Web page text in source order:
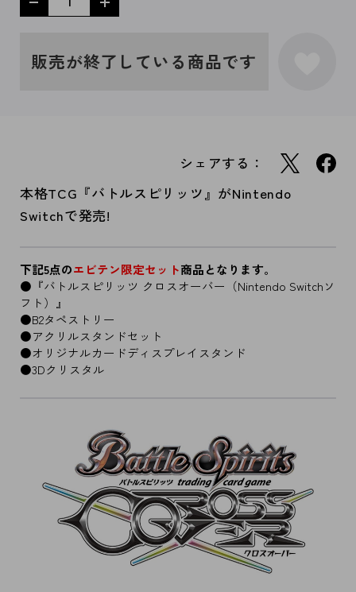
販売が終了している商品です
シェアする：
本格TCG『バトルスピリッツ』がNintendo
Switchで発売!
下記5点のエビテン限定セット商品となります。
●『バトルスピリッツ クロスオーバー（Nintendo Switchソ
フト）』
●B2タペストリー
●アクリルスタンドセット
●オリジナルカードディスプレイスタンド
●3Dクリスタル